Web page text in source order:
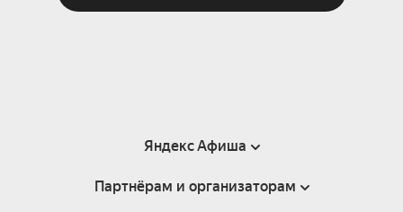
Яндекс Афиша
Справка
Партнёрам и организаторам